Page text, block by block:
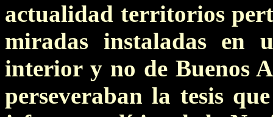
actualidad territorios
miradas instaladas en
interior y no de Buenos
perseveraban la tesis